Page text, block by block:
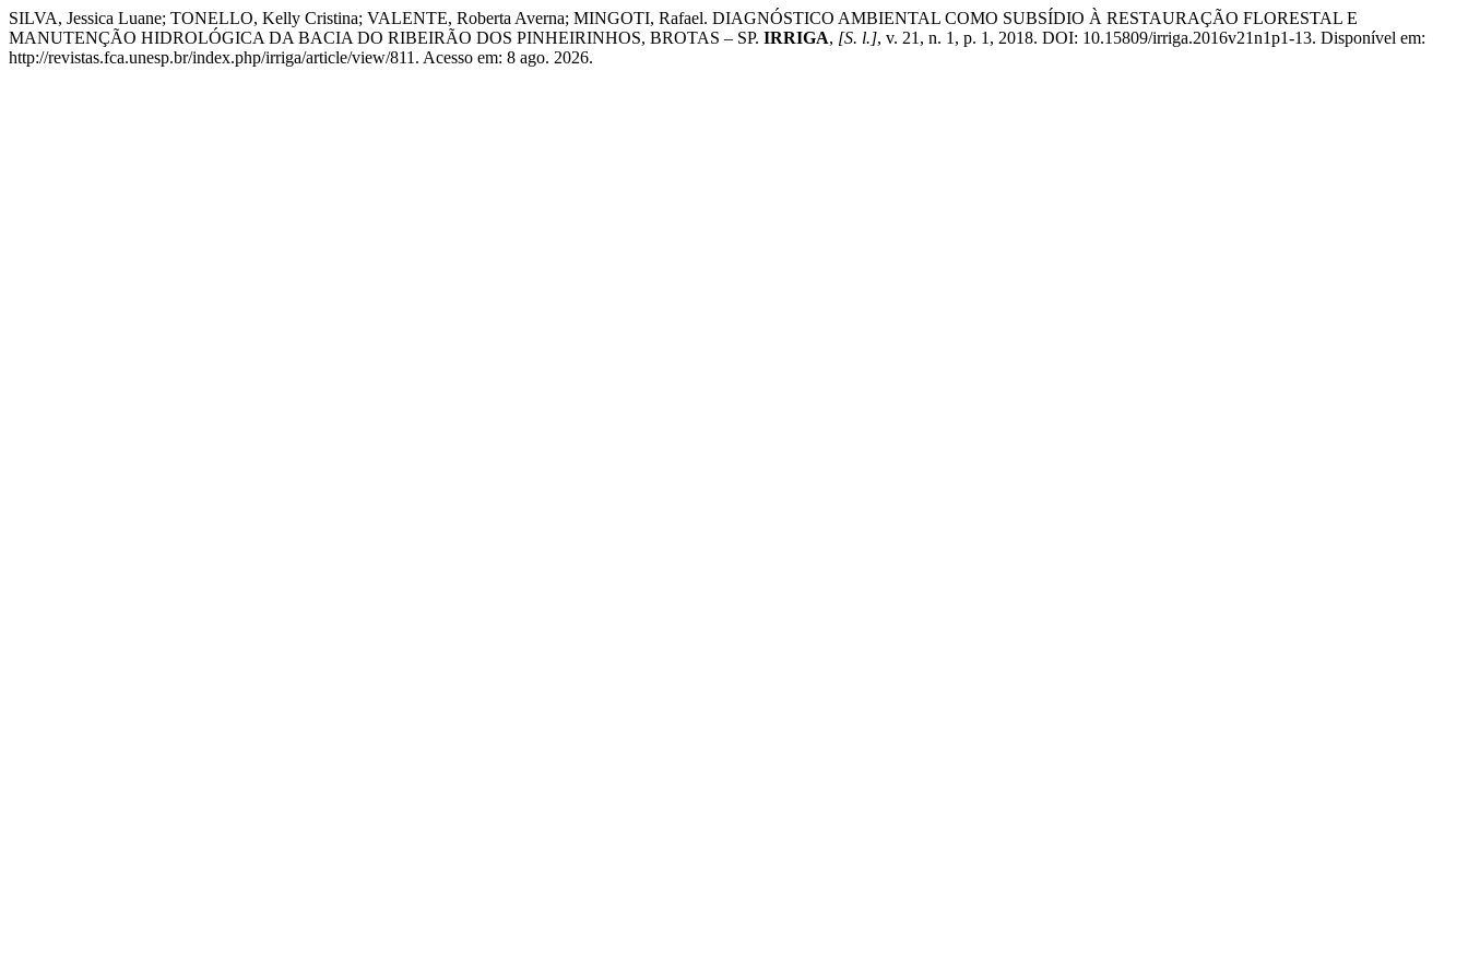
SILVA, Jessica Luane; TONELLO, Kelly Cristina; VALENTE, Roberta Averna; MINGOTI, Rafael. DIAGNÓSTICO AMBIENTAL COMO SUBSÍDIO À RESTAURAÇÃO FLORESTAL E
MANUTENÇÃO HIDROLÓGICA DA BACIA DO RIBEIRÃO DOS PINHEIRINHOS, BROTAS – SP. IRRIGA, [S. l.], v. 21, n. 1, p. 1, 2018. DOI: 10.15809/irriga.2016v21n1p1-13. Disponível em:
http://revistas.fca.unesp.br/index.php/irriga/article/view/811. Acesso em: 8 ago. 2026.